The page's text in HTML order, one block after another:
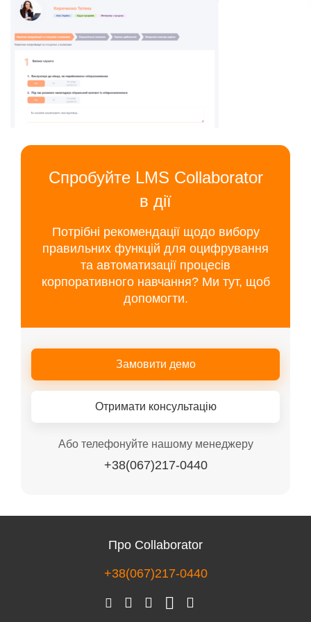
Спробуйте LMS Collaborator
в дії
Потрібні рекомендації щодо вибору
правильних функцій для оцифрування
та автоматизації процесів
корпоративного навчання? Ми тут, щоб
допомогти.
Замовити демо
Отримати консультацію
Або телефонуйте нашому менеджеру
+38(067)217-0440
Про Collaborator
+38(067)217-0440